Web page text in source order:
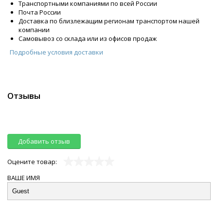
Транспортными компаниями по всей России
Почта России
Доставка по близлежащим регионам транспортом нашей
компании
Самовывоз со склада или из офисов продаж
Подробные условия доставки
Отзывы
Добавить отзыв
Оцените товар:
ВАШЕ ИМЯ